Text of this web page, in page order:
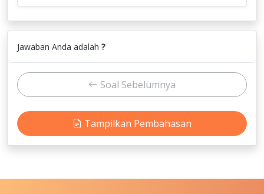
Jawaban Anda adalah ?
Soal Sebelumnya
Tampilkan Pembahasan